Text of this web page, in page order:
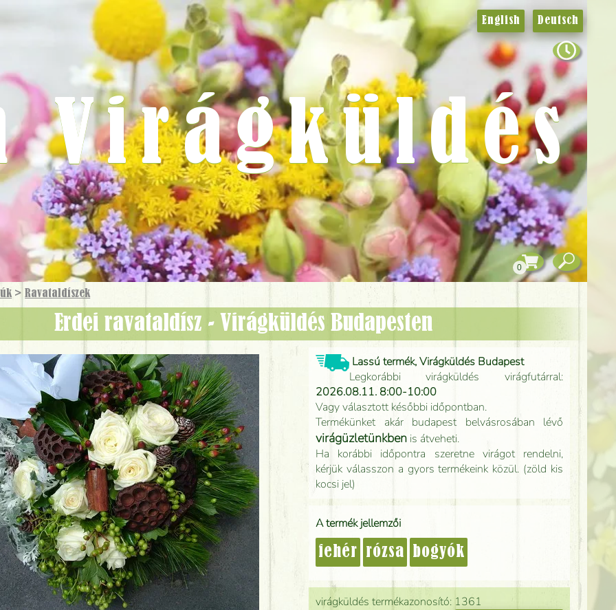
> Ravatal­díszek
erdei ravataldísz - Virágküldés Budapesten
virágküldés termékazonosító: 1361
Lassú termék, Virágküldés Budapest
Legkorábbi virágküldés virágfutárral:
2026.08.11. 8:00-10:00
Vagy választott későbbi időpontban.
Termékünket akár budapest belvásrosában lévő
virágüzletünkben is átveheti.
Ha korábbi időpontra szeretne virágot rendelni,
kérjük válasszon a gyors termékeink közül. (zöld kis
kocsi jel)
A termék jellemzői
fehér rózsa bogyók
English Deutsch
Virágküldés
0